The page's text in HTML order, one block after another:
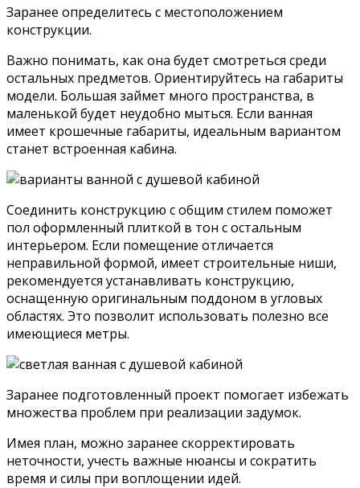
Заранее определитесь с местоположением
конструкции.
Важно понимать, как она будет смотреться среди
остальных предметов. Ориентируйтесь на габариты
модели. Большая займет много пространства, в
маленькой будет неудобно мыться. Если ванная
имеет крошечные габариты, идеальным вариантом
станет встроенная кабина.
Соединить конструкцию с общим стилем поможет
пол оформленный плиткой в тон с остальным
интерьером. Если помещение отличается
неправильной формой, имеет строительные ниши,
рекомендуется устанавливать конструкцию,
оснащенную оригинальным поддоном в угловых
областях. Это позволит использовать полезно все
имеющиеся метры.
Заранее подготовленный проект помогает избежать
множества проблем при реализации задумок.
Имея план, можно заранее скорректировать
неточности, учесть важные нюансы и сократить
время и силы при воплощении идей.